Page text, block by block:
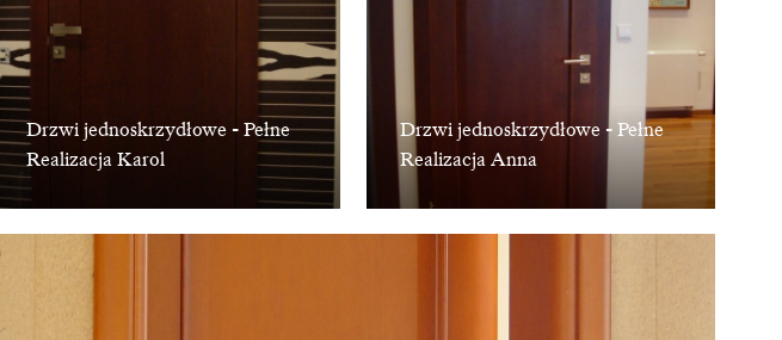
Drzwi jednoskrzydłowe - Pełne
Realizacja Karol
Drzwi jednoskrzydłowe - Pełne
Realizacja Anna